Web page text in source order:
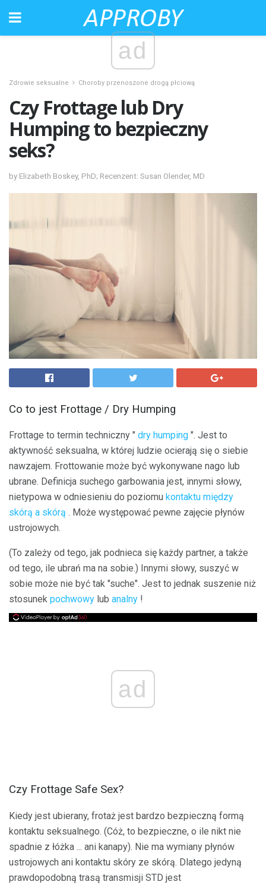
ad
Zdrowie seksualne Choroby przenoszone drogą płciową
Czy Frottage lub Dry
Humping to bezpieczny
seks?
by Elizabeth Boskey, PhD; Recenzent: Susan Olender, MD
Co to jest Frottage / Dry Humping
Frottage to termin techniczny " dry humping ". Jest to
aktywność seksualna, w której ludzie ocierają się o siebie
nawzajem. Frottowanie może być wykonywane nago lub
ubrane. Definicja suchego garbowania jest, innymi słowy,
nietypowa w odniesieniu do poziomu kontaktu między
skórą a skórą . Może występować pewne zajęcie płynów
ustrojowych.
(To zależy od tego, jak podnieca się każdy partner, a także
od tego, ile ubrań ma na sobie.) Innymi słowy, suszyć w
sobie może nie być tak "suche". Jest to jednak suszenie niż
stosunek pochwowy lub analny !
ad
Czy Frottage Safe Sex?
Kiedy jest ubierany, frotaż jest bardzo bezpieczną formą
kontaktu seksualnego. (Cóż, to bezpieczne, o ile nikt nie
spadnie z łóżka ... ani kanapy). Nie ma wymiany płynów
ustrojowych ani kontaktu skóry ze skórą. Dlatego jedyną
prawdopodobną trasą transmisji STD jest